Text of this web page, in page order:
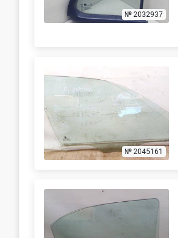
№ 2032937
№ 2045161